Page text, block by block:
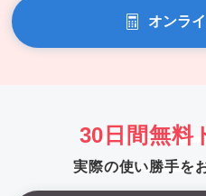
オンラ
30日間無料
実際の使い勝手を